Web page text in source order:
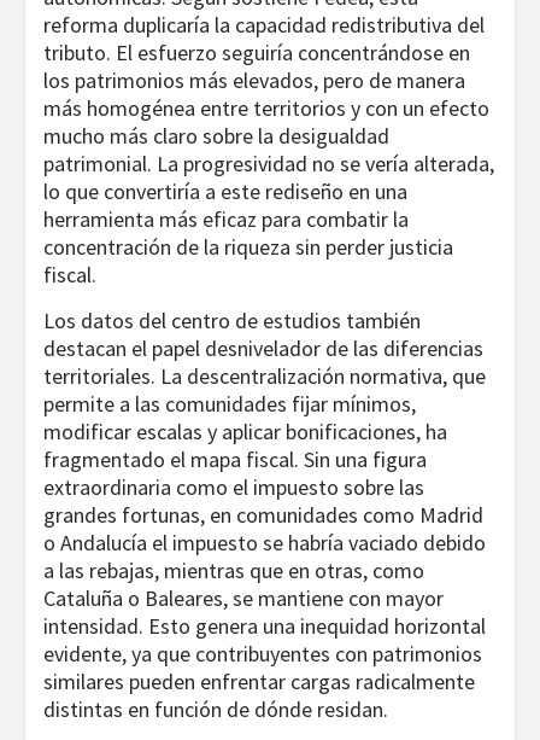
reforma duplicaría la capacidad redistributiva del
tributo. El esfuerzo seguiría concentrándose en
los patrimonios más elevados, pero de manera
más homogénea entre territorios y con un efecto
mucho más claro sobre la desigualdad
patrimonial. La progresividad no se vería alterada,
lo que convertiría a este rediseño en una
herramienta más eficaz para combatir la
concentración de la riqueza sin perder justicia
fiscal.
Los datos del centro de estudios también
destacan el papel desnivelador de las diferencias
territoriales. La descentralización normativa, que
permite a las comunidades fijar mínimos,
modificar escalas y aplicar bonificaciones, ha
fragmentado el mapa fiscal. Sin una figura
extraordinaria como el impuesto sobre las
grandes fortunas, en comunidades como Madrid
o Andalucía el impuesto se habría vaciado debido
a las rebajas, mientras que en otras, como
Cataluña o Baleares, se mantiene con mayor
intensidad. Esto genera una inequidad horizontal
evidente, ya que contribuyentes con patrimonios
similares pueden enfrentar cargas radicalmente
distintas en función de dónde residan.